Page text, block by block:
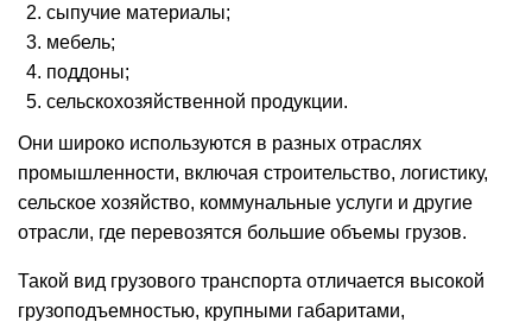
сыпучие материалы;
мебель;
поддоны;
сельскохозяйственной продукции.
Они широко используются в разных отраслях
промышленности, включая строительство, логистику,
сельское хозяйство, коммунальные услуги и другие
отрасли, где перевозятся большие объемы грузов.
Такой вид грузового транспорта отличается высокой
грузоподъемностью, крупными габаритами,